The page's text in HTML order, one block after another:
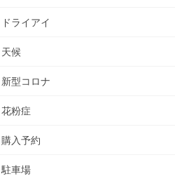
ドライアイ
天候
新型コロナ
花粉症
購入予約
駐車場